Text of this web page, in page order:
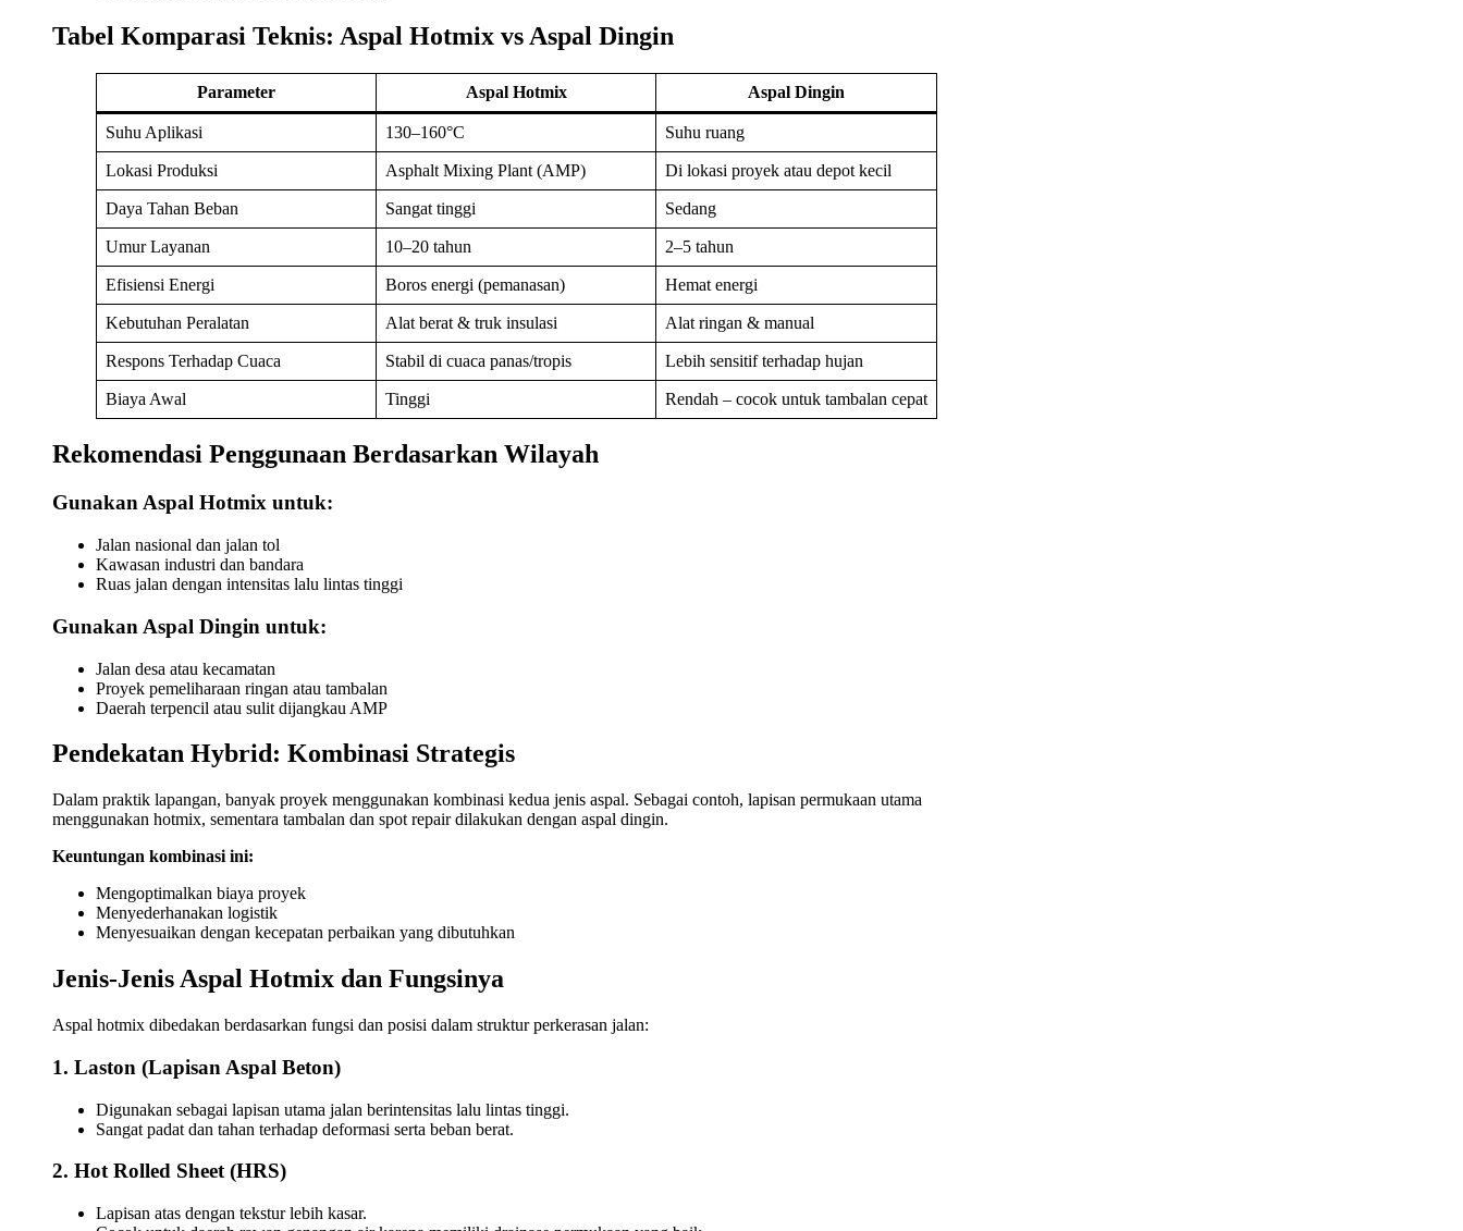
Tabel Komparasi Teknis: Aspal Hotmix vs Aspal Dingin
Parameter Aspal Hotmix Aspal Dingin
Suhu Aplikasi 130–160°C Suhu ruang
Lokasi Produksi Asphalt Mixing Plant (AMP) Di lokasi proyek atau depot kecil
Daya Tahan Beban Sangat tinggi Sedang
Umur Layanan 10–20 tahun 2–5 tahun
Efisiensi Energi Boros energi (pemanasan) Hemat energi
Kebutuhan Peralatan Alat berat & truk insulasi Alat ringan & manual
Respons Terhadap Cuaca Stabil di cuaca panas/tropis Lebih sensitif terhadap hujan
Biaya Awal Tinggi Rendah – cocok untuk tambalan cepat
Rekomendasi Penggunaan Berdasarkan Wilayah
Gunakan Aspal Hotmix untuk:
Jalan nasional dan jalan tol
Kawasan industri dan bandara
Ruas jalan dengan intensitas lalu lintas tinggi
Gunakan Aspal Dingin untuk:
Jalan desa atau kecamatan
Proyek pemeliharaan ringan atau tambalan
Daerah terpencil atau sulit dijangkau AMP
Pendekatan Hybrid: Kombinasi Strategis
Dalam praktik lapangan, banyak proyek menggunakan kombinasi kedua jenis aspal. Sebagai contoh, lapisan permukaan utama
menggunakan hotmix, sementara tambalan dan spot repair dilakukan dengan aspal dingin.
Keuntungan kombinasi ini:
Mengoptimalkan biaya proyek
Menyederhanakan logistik
Menyesuaikan dengan kecepatan perbaikan yang dibutuhkan
Jenis-Jenis Aspal Hotmix dan Fungsinya
Aspal hotmix dibedakan berdasarkan fungsi dan posisi dalam struktur perkerasan jalan:
1. Laston (Lapisan Aspal Beton)
Digunakan sebagai lapisan utama jalan berintensitas lalu lintas tinggi.
Sangat padat dan tahan terhadap deformasi serta beban berat.
2. Hot Rolled Sheet (HRS)
Lapisan atas dengan tekstur lebih kasar.